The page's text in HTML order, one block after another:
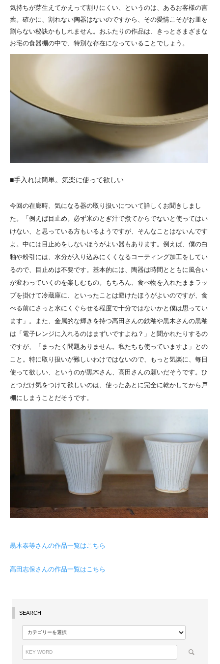
気持ちが芽生えてかえって割りにくい、というのは、あるお客様の言
葉。確かに、割れない陶器はないのですから、その愛情こそがお皿を
割らない秘訣かもしれません。おふたりの作品は、きっとさまざまな
お宅の食器棚の中で、特別な存在になっていることでしょう。
■手入れは簡単。気楽に使って欲しい
今回の在廊時、気になる器の取り扱いについて詳しくお聞きしまし
た。「例えば目止め。必ず米のとぎ汁で煮てからでないと使ってはい
けない、と思っている方もいるようですが、そんなことはないんです
よ。中には目止めをしないほうがよい器もあります。例えば、僕の白
釉や粉引には、水分が入り込みにくくなるコーティング加工をしてい
るので、目止めは不要です。基本的には、陶器は時間とともに風合い
が変わっていくのを楽しむもの。もちろん、食べ物を入れたままラッ
プを掛けて冷蔵庫に、といったことは避けたほうがよいのですが、食
べる前にさっと水にくぐらせる程度で十分ではないかと僕は思ってい
ます」。また、金属的な輝きを持つ高田さんの鉄釉や黒木さんの黒釉
は「電子レンジに入れるのはまずいですよね？」と聞かれたりするの
ですが、「まったく問題ありません。私たちも使っていますよ」との
こと。特に取り扱いが難しいわけではないので、もっと気楽に、毎日
使って欲しい、というのが黒木さん、高田さんの願いだそうです。ひ
とつだけ気をつけて欲しいのは、使ったあとに完全に乾かしてから戸
棚にしまうことだそうです。
黒木泰等さんの作品一覧はこちら
高田志保さんの作品一覧はこちら
SEARCH